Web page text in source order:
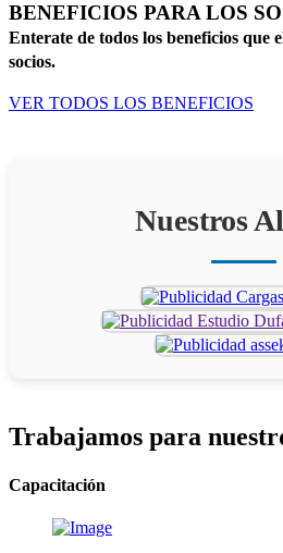
BENEFICIOS PARA LOS
Enterate de todos los beneficios que
socios.
VER TODOS LOS BENEFICIOS
Nuestros
Trabajamos para
Capacitación